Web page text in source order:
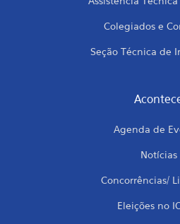
Colegiados e
Seção Técnica de
Agenda de
Notícias
Concorrências/
Eleições no